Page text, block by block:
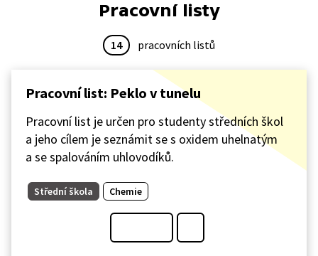
Pracovní listy
14 pracovních listů
Pracovní list: Peklo v tunelu
Pracovní list je určen pro studenty středních škol
a jeho cílem je seznámit se s oxidem uhelnatým
a se spalováním uhlovodíků.
Střední škola Chemie